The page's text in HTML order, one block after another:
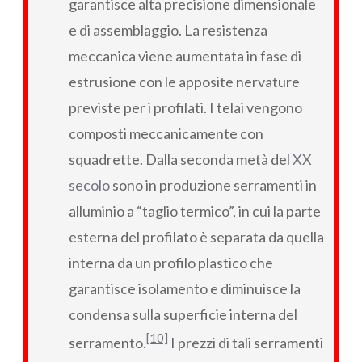
garantisce alta precisione dimensionale
e di assemblaggio. La resistenza
meccanica viene aumentata in fase di
estrusione con le apposite nervature
previste per i profilati. I telai vengono
composti meccanicamente con
squadrette. Dalla seconda metà delXX
secolosono in produzione serramenti in
alluminio a “taglio termico”, in cui la parte
esterna del profilato è separata da quella
interna da un profilo plastico che
garantisce isolamento e diminuisce la
condensa sulla superficie interna del
serramento.[10] I prezzi di tali serramenti